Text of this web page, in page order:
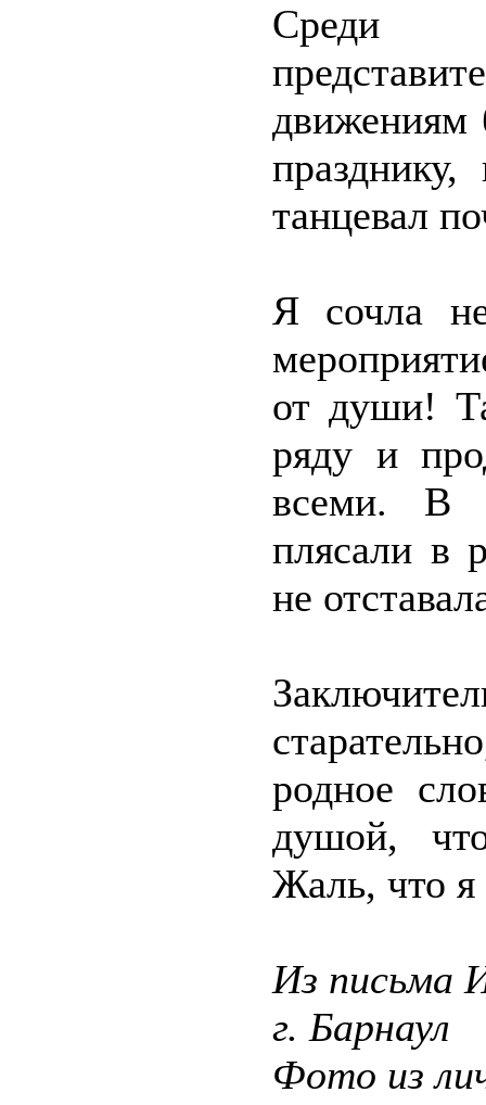
Среди
движениям
танцевал
Я сочла
от души!
ряду и
всеми. В
плясали в
не
родное
душой, что
Жаль, что я
Из письма
г. Барнаул
Фото из